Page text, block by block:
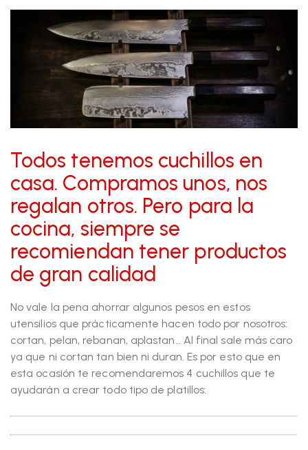
Todos tenemos cuchillos en
casa. Compramos unos, nos
regalan otros. Pero para la
cocina, siempre se
recomiendan tener productos
de gran calidad
No vale la pena ahorrar algunos pesos en estos
utensilios que prácticamente hacen todo por nosotros:
cortan, pelan, rebanan, aplastan… Al final sale más caro
ya que ni cortan tan bien ni duran. Es por esto que en
esta ocasión te recomendaremos 4 cuchillos que te
ayudarán a crear todo tipo de platillos: